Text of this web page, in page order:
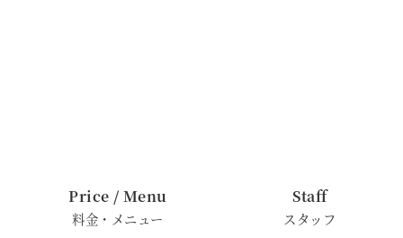
Price / Menu
料金・メニュー
Staff
スタッフ